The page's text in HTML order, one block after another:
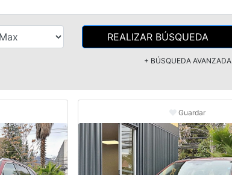
REALIZAR BÚSQUEDA
+ BÚSQUEDA AVANZADA
Guardar